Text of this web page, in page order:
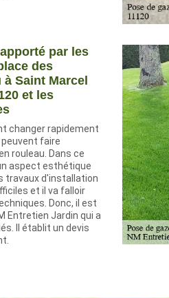
par les
des
Saint Marcel
et les
changer rapidement
faire
rouleau. Dans ce
aspect esthétique
travaux d'installation
et il va falloir
Donc, il est
Entretien Jardin qui a
Il établit un devis